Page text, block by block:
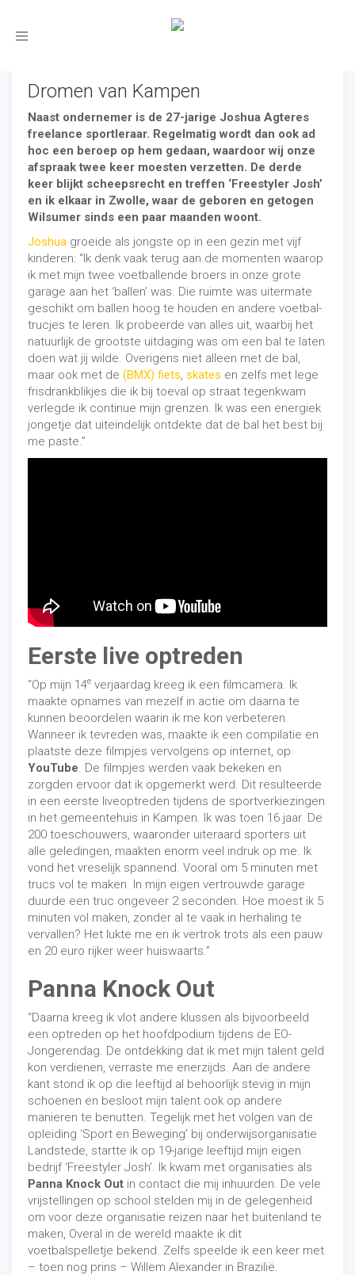
Toggle
Dromen van Kampen
Naast ondernemer is de 27-jarige Joshua Agteres
freelance sportleraar. Regelmatig wordt dan ook ad
hoc een beroep op hem gedaan, waardoor wij onze
afspraak twee keer moesten verzetten. De derde
keer blijkt scheepsrecht en treffen ‘Freestyler Josh’
en ik elkaar in Zwolle, waar de geboren en getogen
Wilsumer sinds een paar maanden woont.
Joshua groeide als jongste op in een gezin met vijf
kinderen: “Ik denk vaak terug aan de momenten waarop
ik met mijn twee voetballende broers in onze grote
garage aan het ‘ballen’ was. Die ruimte was uitermate
geschikt om ballen hoog te houden en andere voetbal-
trucjes te leren. Ik probeerde van alles uit, waarbij het
natuurlijk de grootste uitdaging was om een bal te laten
doen wat jij wilde. Overigens niet alleen met de bal,
maar ook met de (BMX) fiets, skates en zelfs met lege
frisdrankblikjes die ik bij toeval op straat tegenkwam
verlegde ik continue mijn grenzen. Ik was een energiek
jongetje dat uiteindelijk ontdekte dat de bal het best bij
me paste.”
Eerste live optreden
“Op mijn 14e verjaardag kreeg ik een filmcamera. Ik
maakte opnames van mezelf in actie om daarna te
kunnen beoordelen waarin ik me kon verbeteren.
Wanneer ik tevreden was, maakte ik een compilatie en
plaatste deze filmpjes vervolgens op internet, op
YouTube . De filmpjes werden vaak bekeken en
zorgden ervoor dat ik opgemerkt werd. Dit resulteerde
in een eerste liveoptreden tijdens de sportverkiezingen
in het gemeentehuis in Kampen. Ik was toen 16 jaar. De
200 toeschouwers, waaronder uiteraard sporters uit
alle geledingen, maakten enorm veel indruk op me. Ik
vond het vreselijk spannend. Vooral om 5 minuten met
trucs vol te maken. In mijn eigen vertrouwde garage
duurde een truc ongeveer 2 seconden. Hoe moest ik 5
minuten vol maken, zonder al te vaak in herhaling te
vervallen? Het lukte me en ik vertrok trots als een pauw
en 20 euro rijker weer huiswaarts.”
Panna Knock Out
“Daarna kreeg ik vlot andere klussen als bijvoorbeeld
een optreden op het hoofdpodium tijdens de EO-
Jongerendag. De ontdekking dat ik met mijn talent geld
kon verdienen, verraste me enerzijds. Aan de andere
kant stond ik op die leeftijd al behoorlijk stevig in mijn
schoenen en besloot mijn talent ook op andere
manieren te benutten. Tegelijk met het volgen van de
opleiding ‘Sport en Beweging’ bij onderwijsorganisatie
Landstede, startte ik op 19-jarige leeftijd mijn eigen
bedrijf ‘Freestyler Josh’. Ik kwam met organisaties als
Panna Knock Out in contact die mij inhuurden. De vele
vrijstellingen op school stelden mij in de gelegenheid
om voor deze organisatie reizen naar het buitenland te
maken, Overal in de wereld maakte ik dit
voetbalspelletje bekend. Zelfs speelde ik een keer met
– toen nog prins – Willem Alexander in Brazilië.